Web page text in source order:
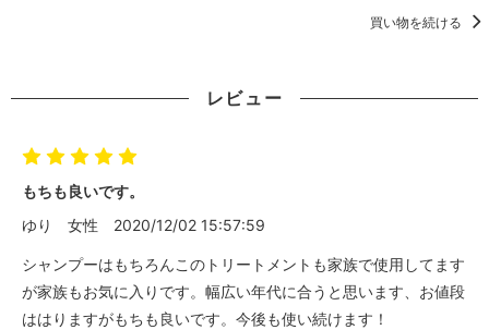
買い物を続ける
レビュー
もちも良いです。
ゆり
女性 2020/12/02 15:57:59
シャンプーはもちろんこのトリートメントも家族で使用してます
が家族もお気に入りです。幅広い年代に合うと思います、お値段
ははりますがもちも良いです。今後も使い続けます！